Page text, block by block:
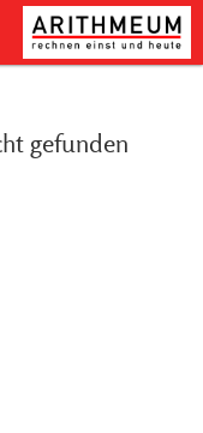
gefunden